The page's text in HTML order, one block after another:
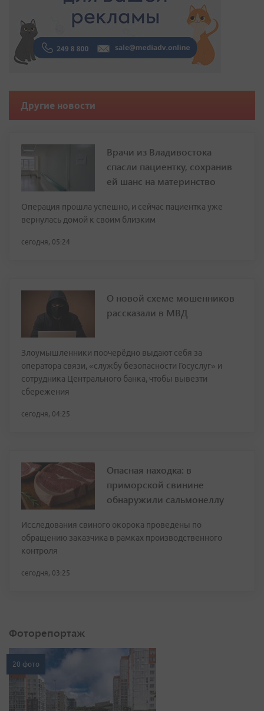
Другие новости
Врачи из Владивостока
спасли пациентку, сохранив
ей шанс на материнство
Операция прошла успешно, и сейчас пациентка уже
вернулась домой к своим близким
сегодня, 05:24
О новой схеме мошенников
рассказали в МВД
Злоумышленники поочерёдно выдают себя за
оператора связи, «службу безопасности Госуслуг» и
сотрудника Центрального банка, чтобы вывезти
сбережения
сегодня, 04:25
Опасная находка: в
приморской свинине
обнаружили сальмонеллу
Исследования свиного окорока проведены по
обращению заказчика в рамках производственного
контроля
сегодня, 03:25
Фоторепортаж
20 фото